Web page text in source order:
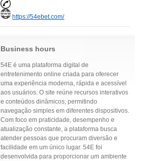
https://54ebet.com/
Business hours
54E é uma plataforma digital de
entretenimento online criada para oferecer
uma experiência moderna, rápida e acessível
aos usuários. O site reúne recursos interativos
e conteúdos dinâmicos, permitindo
navegação simples em diferentes dispositivos.
Com foco em praticidade, desempenho e
atualização constante, a plataforma busca
atender pessoas que procuram diversão e
facilidade em um único lugar. 54E foi
desenvolvida para proporcionar um ambiente